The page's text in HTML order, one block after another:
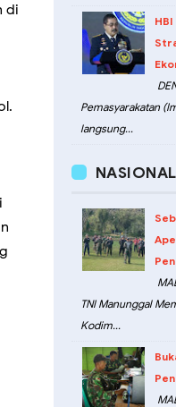
di
Pemasyarakatan
langsung...
NASIONAL
TNI Manunggal
Kodim...